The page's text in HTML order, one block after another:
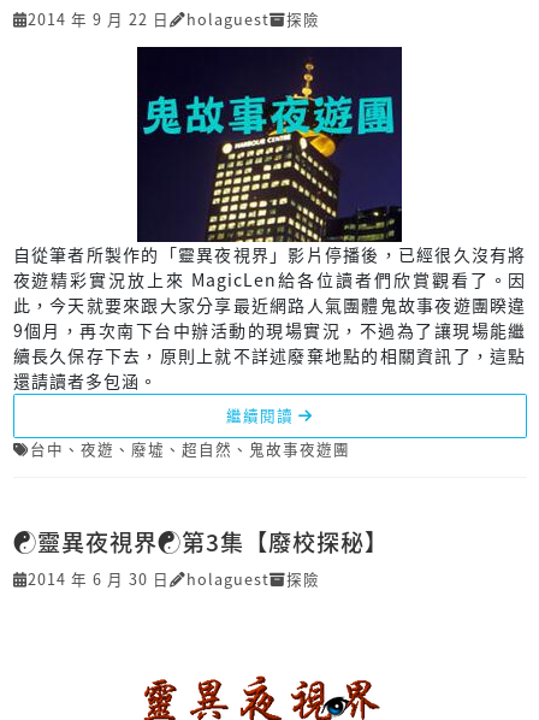
2014 年 9 月 22 日 holaguest 探險
自從筆者所製作的「靈異夜視界」影片停播後，已經很久沒有將
夜遊精彩實況放上來 MagicLen給各位讀者們欣賞觀看了。因
此，今天就要來跟大家分享最近網路人氣團體鬼故事夜遊團睽違
9個月，再次南下台中辦活動的現場實況，不過為了讓現場能繼
續長久保存下去，原則上就不詳述廢棄地點的相關資訊了，這點
還請讀者多包涵。
繼續閱讀
台中 、 夜遊 、 廢墟 、 超自然 、 鬼故事夜遊團
☯靈異夜視界☯第3集【廢校探秘】
2014 年 6 月 30 日 holaguest 探險